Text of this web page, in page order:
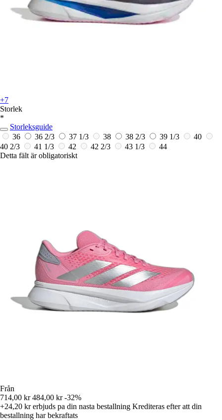
+7
Storlek
*
Storleksguide
36
36 2/3 37 1/3 38 38 2/3 39 1/3
40
40 2/3
41 1/3 42 42 2/3 43 1/3
44
Detta fält är obligatoriskt
Från
714,00 kr 484,00 kr -32%
+24,20 krerbjuds pa din nasta bestallning Krediteras efter att din
bestallning har bekraftats